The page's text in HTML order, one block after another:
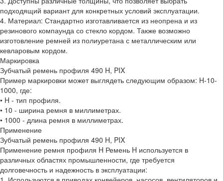
подходящий вариант для конкретных условий эксплуатации.
4. Материал: Стандартно изготавливается из неопрена и из
резинового компаунда со стекло кордом. Также возможно
изготовление ремней из полиуретана с металлическим или
кевларовым кордом.
Маркировка
Зубчатый ремень профиля 490 H, PIX
Пример маркировки может выглядеть следующим образом: H-10-
1000, где:
• H - тип профиля.
• 10 - ширина ремня в миллиметрах.
• 1000 - длина ремня в миллиметрах.
Применение
Зубчатый ремень профиля 490 H, PIX
Применение ремня профиля H Ремень H используется в
различных областях промышленности, где требуется
долговечность и надежность в эксплуатации: